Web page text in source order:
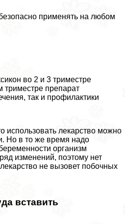
применять на любом
во 2 и 3 триместре
триместре препарат
так и профилактики
использовать лекарство можно
Но в то же время надо
организм
изменений, поэтому нет
не вызовет побочных
вставить